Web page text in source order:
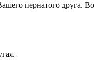
пернатого друга.